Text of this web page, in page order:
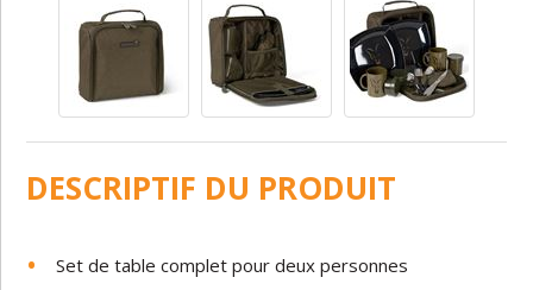
DESCRIPTIF DU PRODUIT
Set de table complet pour deux personnes